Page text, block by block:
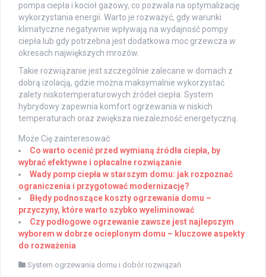
pompa ciepła i kocioł gazowy, co pozwala na optymalizację
wykorzystania energii. Warto je rozważyć, gdy warunki
klimatyczne negatywnie wpływają na wydajność pompy
ciepła lub gdy potrzebna jest dodatkowa moc grzewcza w
okresach największych mrozów.
Takie rozwiązanie jest szczególnie zalecane w domach z
dobrą izolacją, gdzie można maksymalnie wykorzystać
zalety niskotemperaturowych źródeł ciepła. System
hybrydowy zapewnia komfort ogrzewania w niskich
temperaturach oraz zwiększa niezależność energetyczną.
Może Cię zainteresować
Co warto ocenić przed wymianą źródła ciepła, by
wybrać efektywne i opłacalne rozwiązanie
Wady pomp ciepła w starszym domu: jak rozpoznać
ograniczenia i przygotować modernizację?
Błędy podnoszące koszty ogrzewania domu –
przyczyny, które warto szybko wyeliminować
Czy podłogowe ogrzewanie zawsze jest najlepszym
wyborem w dobrze ocieplonym domu – kluczowe aspekty
do rozważenia
System ogrzewania domu i dobór rozwiązań